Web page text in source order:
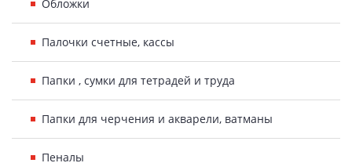
Обложки
Палочки счетные, кассы
Папки , сумки для тетрадей и труда
Папки для черчения и акварели, ватманы
Пеналы